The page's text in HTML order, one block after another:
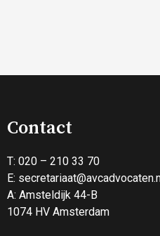
Contact
T: 020 – 210 33 70
E:
A: Amsteldijk 44-B
1074 HV Amsterdam